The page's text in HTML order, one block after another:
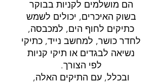
הם מושלמים לקניות בבוקר
בשוק האיכרים, יכולים לשמש
כתיקים לחוף הים, למכבסה,
לחדר כושר, למחשב נייד, כתיקי
נשיאה לבגדים או תיקי קניות
לפי הצורך.
ובכלל, עם התיקים האלה,